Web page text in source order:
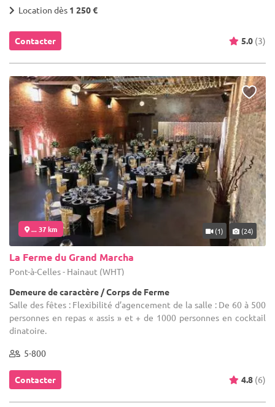
Location dès 1 250 €
Contacter 5.0 (3)
... 37 km (1) (24)
La Ferme du Grand Marcha
Pont-à-Celles - Hainaut (WHT)
Demeure de caractère / Corps de Ferme
Salle des fêtes : Flexibilité d’agencement de la salle : De 60 à 500
personnes en repas « assis » et + de 1000 personnes en cocktail
dinatoire.
5-800
Contacter 4.8 (6)